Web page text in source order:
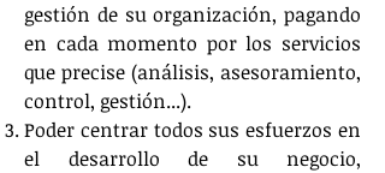
gestión de su organización, pagando
en cada momento por los servicios
que precise (análisis, asesoramiento,
control, gestión...).
Poder centrar todos sus esfuerzos en
el desarrollo de su negocio,